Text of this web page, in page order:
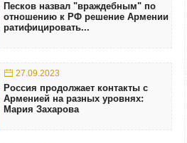
Песков назвал "враждебным" по
отношению к РФ решение Армении
ратифицировать...
27.09.2023
Россия продолжает контакты с
Арменией на разных уровнях:
Мария Захарова